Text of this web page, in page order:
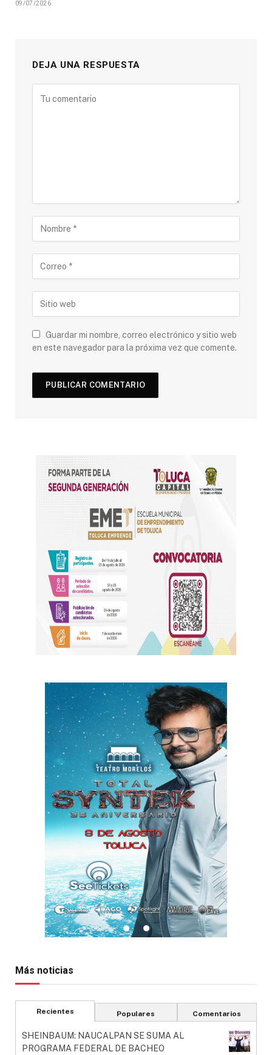
09/07/2026
DEJA UNA RESPUESTA
Guardar mi nombre, correo electrónico y sitio web
en este navegador para la próxima vez que comente.
Más noticias
Recientes Populares Comentarios
SHEINBAUM: NAUCALPAN SE SUMA AL
PROGRAMA FEDERAL DE BACHEO